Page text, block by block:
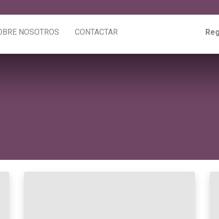
NOSOTROS CONTACTAR